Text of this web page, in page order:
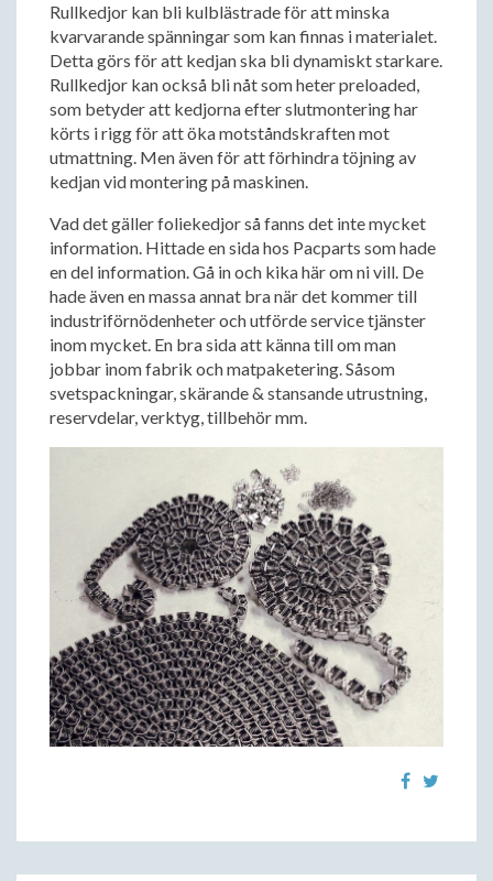
Rullkedjor kan bli kulblästrade för att minska
kvarvarande spänningar som kan finnas i materialet.
Detta görs för att kedjan ska bli dynamiskt starkare.
Rullkedjor kan också bli nåt som heter preloaded,
som betyder att kedjorna efter slutmontering har
körts i rigg för att öka motståndskraften mot
utmattning. Men även för att förhindra töjning av
kedjan vid montering på maskinen.
Vad det gäller foliekedjor så fanns det inte mycket
information. Hittade en sida hos Pacparts som hade
en del information. Gå in och kika här om ni vill. De
hade även en massa annat bra när det kommer till
industriförnödenheter och utförde service tjänster
inom mycket. En bra sida att känna till om man
jobbar inom fabrik och matpaketering. Såsom
svetspackningar, skärande & stansande utrustning,
reservdelar, verktyg, tillbehör mm.